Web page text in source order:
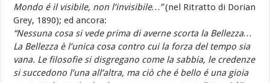
Mondo é il visibile, non l’invisibile…”(nel Ritratto di Dorian
Grey, 1890); ed ancora:
“Nessuna cosa si vede prima di averne scorta la Bellezza…
La Bellezza è l’unica cosa contro cui la forza del tempo sia
vana. Le filosofie si disgregano come la sabbia, le credenze
si succedono l’una all’altra, ma ciò che é bello é una gioia